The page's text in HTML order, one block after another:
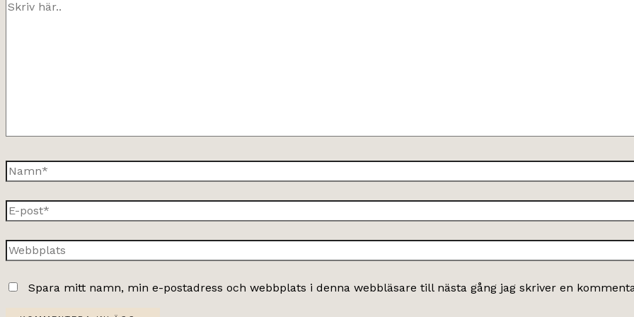
Skriv
Namn*
E-
post*
Webbplats
Spara mitt namn, min e-postadress och webbplats i denna webbläsare till nästa gång jag skriver en